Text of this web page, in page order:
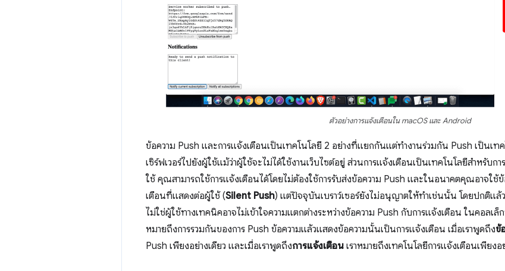
ตัวอย่างการแจ้งเตือนใน macOS และ Android
ข้อความ Push และการแจ้งเตือนเป็นเทคโนโลยี 2 อย่างที่แยกกันแต่ทำงานร่วมกัน Push เป็นเทค
เซิร์ฟเวอร์ไปยังผู้ใช้แม้ว่าผู้ใช้จะไม่ได้ใช้งานเว็บไซต์อยู่ ส่วนการแจ้งเตือนเป็นเทคโนโลยีสำหรั
ใช้ คุณสามารถใช้การแจ้งเตือนได้โดยไม่ต้องใช้การรับส่งข้อความ Push และในอนาคตคุณอาจใช้
เตือนที่แสดงต่อผู้ใช้ (Silent Push) แต่ปัจจุบันเบราว์เซอร์ยังไม่อนุญาตให้ทำเช่นนั้น โดยปกติแ
ไม่ใช่ผู้ใช้ทางเทคนิคอาจไม่เข้าใจความแตกต่างระหว่างข้อความ Push กับการแจ้งเตือน ในคอลเล็
หมายถึงการรวมกันของการ Push ข้อความแล้วแสดงข้อความนั้นเป็นการแจ้งเตือน เมื่อเราพูดถึงข้
Push เพียงอย่างเดียว และเมื่อเราพูดถึงการแจ้งเตือน เราหมายถึงเทคโนโลยีการแจ้งเตือนเพียงอ